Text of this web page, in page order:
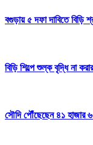
বগুড়ায় ৫ দফা দাবিতে বিড়ি
বিড়ি শিল্পে শুল্ক বৃদ্ধি না
সৌদি পৌঁছেছেন ৪১ হাজার